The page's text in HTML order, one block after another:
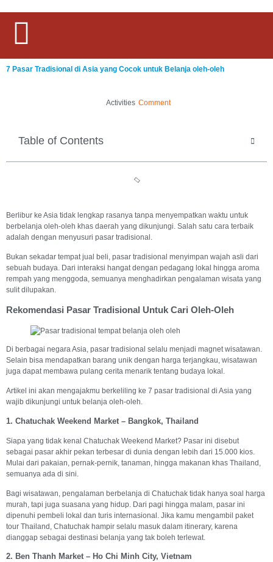
7 Pasar Tradisional di Asia yang Cocok untuk Belanja oleh-oleh
Activities Comment
Table of Contents
Berlibur ke Asia tidak lengkap rasanya tanpa menyempatkan waktu untuk
berbelanja oleh-oleh khas daerah yang dikunjungi. Salah satu cara terbaik
adalah dengan menyusuri pasar tradisional.
Bukan sekadar tempat jual beli, pasar tradisional menyimpan wajah asli dari
sebuah budaya. Dari interaksi hangat dengan pedagang lokal hingga aroma
rempah yang menggoda, semuanya menghadirkan pengalaman wisata yang
sulit dilupakan.
Rekomendasi Pasar Tradisional Untuk Cari Oleh-Oleh
Di berbagai negara Asia, pasar tradisional selalu menjadi magnet wisatawan.
Selain bisa mendapatkan barang unik dengan harga terjangkau, wisatawan
juga dapat membawa pulang cerita menarik tentang budaya lokal.
Artikel ini akan mengajakmu berkeliling ke 7 pasar tradisional di Asia yang
wajib dikunjungi untuk belanja oleh-oleh.
1. Chatuchak Weekend Market – Bangkok, Thailand
Siapa yang tidak kenal Chatuchak Weekend Market? Pasar ini disebut
sebagai pasar akhir pekan terbesar di dunia dengan lebih dari 15.000 kios.
Mulai dari pakaian, pernak-pernik, tanaman, hingga makanan khas Thailand,
semuanya ada di sini.
Bagi wisatawan, pengalaman berbelanja di Chatuchak tidak hanya soal harga
murah, tapi juga suasana yang hidup. Dari pagi hingga malam, pasar ini
dipenuhi pembeli lokal dan turis internasional. Jika kamu mengambil paket
tour Thailand, Chatuchak hampir selalu masuk dalam itinerary, karena
dianggap sebagai destinasi belanja yang tak boleh terlewat.
2. Ben Thanh Market – Ho Chi Minh City, Vietnam